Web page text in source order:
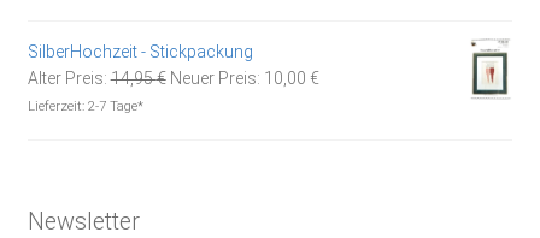
SilberHochzeit - Stickpackung
Alter Preis: 14,95€ Ursprünglicher
Neuer Preis: 10,00 €Aktueller
Lieferzeit: 2-7 Tage*
Newsletter